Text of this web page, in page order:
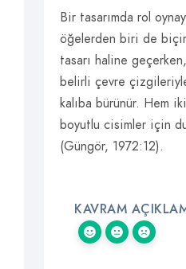
Bir tasarımda rol
öğelerden biri de
tasarı haline
belirli çevre
kalıba bürünür. Hem
boyutlu cisimler için
(Güngör, 1972:12).
KAVRAM